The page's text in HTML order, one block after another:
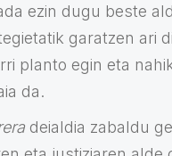
ezin dugu beste
garatzen ari
planto egin eta
da.
deialdia zabaldu